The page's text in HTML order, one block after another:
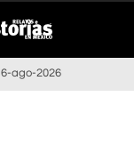
6-ago-2026